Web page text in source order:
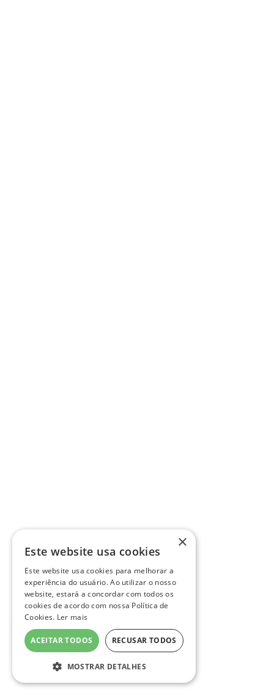
×
Este website usa cookies
Este website usa cookies para melhorar a
experiência do usuário. Ao utilizar o nosso
website, estará a concordar com todos os
cookies de acordo com nossa Política de
Cookies. Ler mais
ACEITAR TODOS RECUSAR TODOS
MOSTRAR DETALHES